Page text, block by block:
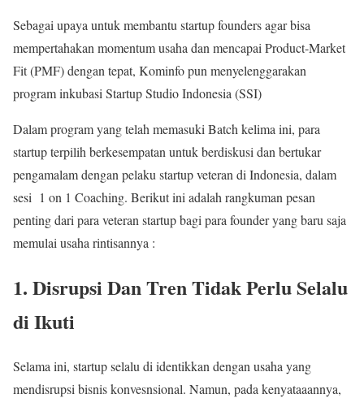
Sebagai upaya untuk membantu startup founders agar bisa
mempertahakan momentum usaha dan mencapai Product-Market
Fit (PMF) dengan tepat, Kominfo pun menyelenggarakan
program inkubasi Startup Studio Indonesia (SSI)
Dalam program yang telah memasuki Batch kelima ini, para
startup terpilih berkesempatan untuk berdiskusi dan bertukar
pengamalam dengan pelaku startup veteran di Indonesia, dalam
sesi 1 on 1 Coaching. Berikut ini adalah rangkuman pesan
penting dari para veteran startup bagi para founder yang baru saja
memulai usaha rintisannya :
1. Disrupsi Dan Tren Tidak Perlu Selalu
di Ikuti
Selama ini, startup selalu di identikkan dengan usaha yang
mendisrupsi bisnis konvesnsional. Namun, pada kenyataaannya,